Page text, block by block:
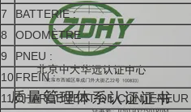
7
BATTERIE :
8
ODOMÈTRE
9
PNEU :
10FREIN :
11CHARGEMENT DE CONTENEUR